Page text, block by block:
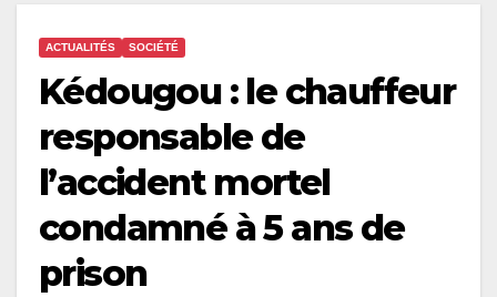
ACTUALITÉS SOCIÉTÉ
Kédougou : le chauffeur
responsable de
l’accident mortel
condamné à 5 ans de
prison